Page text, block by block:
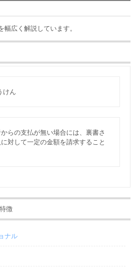
広く解説しています。
けん
らの支払が無い場合には、裏書さ
対して一定の金額を請求すること
徴
ナル